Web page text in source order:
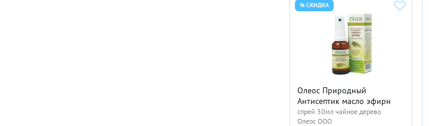
% СКИДКА
Олеос Природный
Антисептик масло эфирн
спрей 30мл чайное дерево
Олеос ООО